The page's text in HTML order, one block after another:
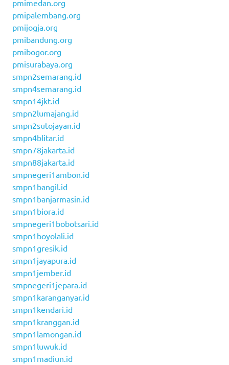
pmimedan.org
pmipalembang.org
pmijogja.org
pmibandung.org
pmibogor.org
pmisurabaya.org
smpn2semarang.id
smpn4semarang.id
smpn14jkt.id
smpn2lumajang.id
smpn2sutojayan.id
smpn4blitar.id
smpn78jakarta.id
smpn88jakarta.id
smpnegeri1ambon.id
smpn1bangil.id
smpn1banjarmasin.id
smpn1biora.id
smpnegeri1bobotsari.id
smpn1boyolali.id
smpn1gresik.id
smpn1jayapura.id
smpn1jember.id
smpnegeri1jepara.id
smpn1karanganyar.id
smpn1kendari.id
smpn1kranggan.id
smpn1lamongan.id
smpn1luwuk.id
smpn1madiun.id